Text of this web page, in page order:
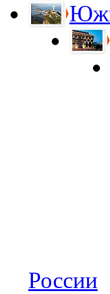
России